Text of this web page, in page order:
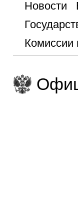
Новости
Комиссии